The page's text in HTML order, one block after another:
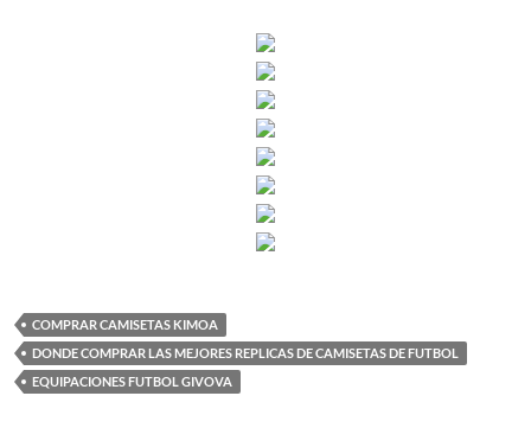
COMPRAR CAMISETAS KIMOA
DONDE COMPRAR LAS MEJORES REPLICAS DE CAMISETAS DE FUTBOL
EQUIPACIONES FUTBOL GIVOVA